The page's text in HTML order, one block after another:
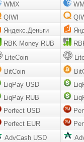
WMX
QIWI
Яндекс.Деньги
RBK Money RUB
LiteCoin
BitCoin
LiqPay USD
LiqPay RUB
Perfect USD
Perfect EUR
AdvCash USD